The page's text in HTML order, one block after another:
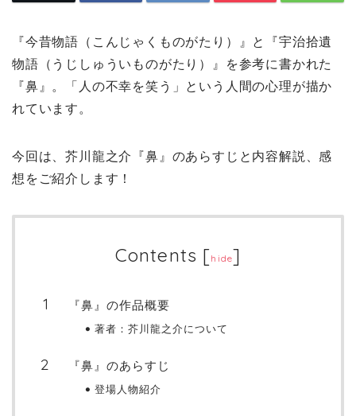
『今昔物語（こんじゃくものがたり）』と『宇治拾遺
物語（うじしゅういものがたり）』を参考に書かれた
『鼻』。「人の不幸を笑う」という人間の心理が描か
れています。
今回は、芥川龍之介『鼻』のあらすじと内容解説、感
想をご紹介します！
Contents [hide]
『鼻』の作品概要
著者：芥川龍之介について
『鼻』のあらすじ
登場人物紹介